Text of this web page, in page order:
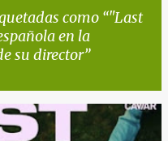
como "Last
en la
su director